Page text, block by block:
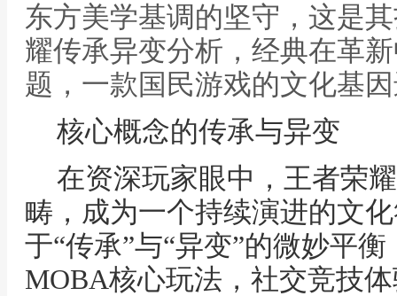
东方美学基调的坚守，这是
耀传承异变分析，经典在革
题，一款国民游戏的文化基
核心概念的传承与异变
在资深玩家眼中，王者荣
畴，成为一个持续演进的文
于“传承”与“异变”的微妙平
MOBA核心玩法，社交竞技